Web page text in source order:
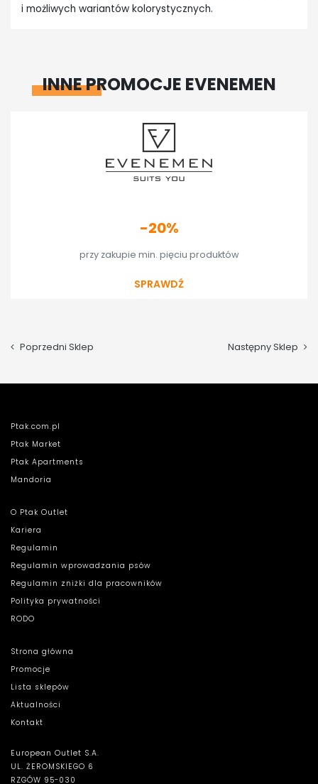
i możliwych wariantów kolorystycznych.
INNE PROMOCJE EVENEMEN
-20%
przy zakupie min. pięciu produktów
SPRAWDŹ
Poprzedni Sklep Następny Sklep
Ptak.com.pl
Ptak Market
Ptak Apartments
Mandoria
O Ptak Outlet
Kariera
Regulamin
Regulamin wprowadzania psów
Regulamin zniżki dla pracowników
Polityka prywatności
RODO
Strona główna
Promocje
Lista sklepów
Aktualności
Kontakt
European Outlet S.A.
UL. ŻEROMSKIEGO 6
RZGÓW 95-030